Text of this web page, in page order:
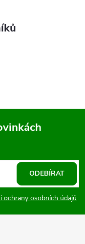
ochrany osobních údajů
ODEBÍRAT